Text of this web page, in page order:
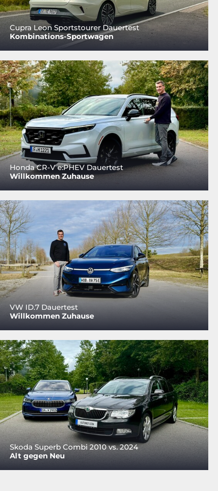
Cupra Leon Sportstourer Dauertest
Kombinations-Sportwagen
Honda CR-V e:PHEV Dauertest
Willkommen Zuhause
VW ID.7 Dauertest
Willkommen Zuhause
Skoda Superb Combi 2010 vs. 2024
Alt gegen Neu